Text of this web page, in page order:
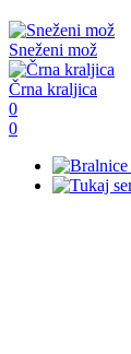
Sneženi mož
Črna kraljica
0
0